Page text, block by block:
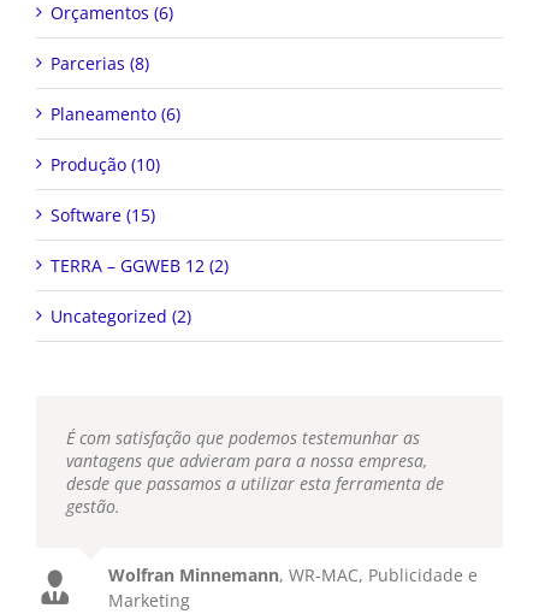
Orçamentos (6)
Parcerias (8)
Planeamento (6)
Produção (10)
Software (15)
TERRA – GGWEB 12 (2)
Uncategorized (2)
É com satisfação que podemos testemunhar as
vantagens que advieram para a nossa empresa,
desde que passamos a utilizar esta ferramenta de
gestão.
Wolfran Minnemann, WR-MAC, Publicidade e
Marketing